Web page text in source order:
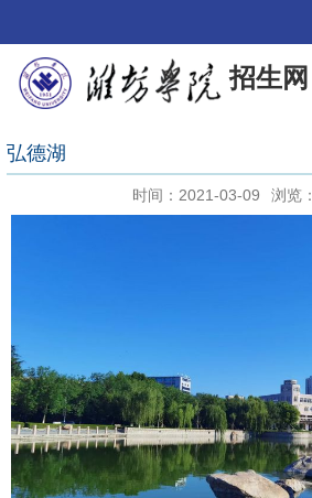
招生网
弘德湖
时间：2021-03-09 浏览：